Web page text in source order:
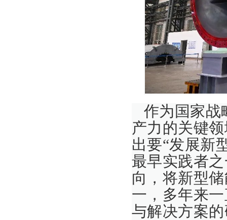
作为国家战
产力的关键
出要“发展新
最早实践者
向，将新型
一，多年来
与解决方案